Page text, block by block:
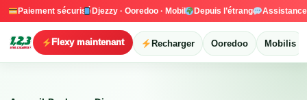
Paiement sécurisé Djezzy · Ooredoo · Mobilis Depuis l’étranger
Recharger Ooredoo Mobilis
Flexy maintenant